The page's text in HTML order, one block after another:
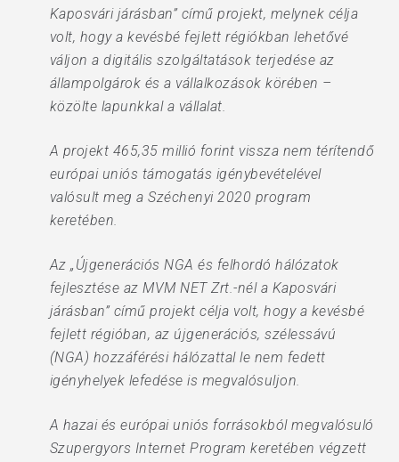
Kaposvári járásban” című projekt, melynek célja
volt, hogy a kevésbé fejlett régiókban lehetővé
váljon a digitális szolgáltatások terjedése az
állampolgárok és a vállalkozások körében –
közölte lapunkkal a vállalat.
A projekt 465,35 millió forint vissza nem térítendő
európai uniós támogatás igénybevételével
valósult meg a Széchenyi 2020 program
keretében.
Az „Újgenerációs NGA és felhordó hálózatok
fejlesztése az MVM NET Zrt.-nél a Kaposvári
járásban” című projekt célja volt, hogy a kevésbé
fejlett régióban, az újgenerációs, szélessávú
(NGA) hozzáférési hálózattal le nem fedett
igényhelyek lefedése is megvalósuljon.
A hazai és európai uniós forrásokból megvalósuló
Szupergyors Internet Program keretében végzett